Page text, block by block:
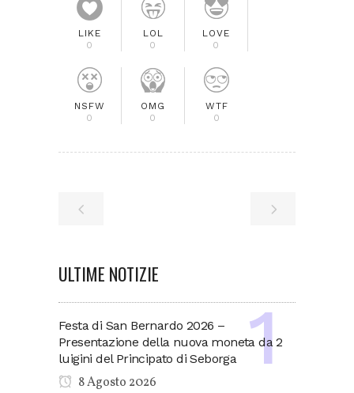
LIKE
0
LOL
0
LOVE
0
NSFW
0
OMG
0
WTF
0
ULTIME NOTIZIE
Festa di San Bernardo 2026 –
Presentazione della nuova moneta da 2
luigini del Principato di Seborga
8 Agosto 2026